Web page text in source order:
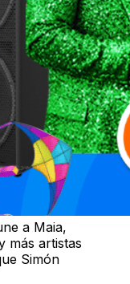
a Maia,
más artistas
Simón